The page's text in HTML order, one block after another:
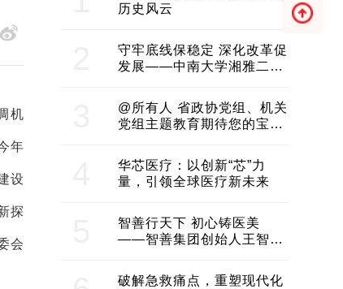
机
年
设
探
会
历史风云
守牢底线保稳定 深化改革促
发展——中南大学湘雅二医
@所有人 省政协党组、机关
党组主题教育期待您的宝贵
华芯医疗：以创新“芯”力
量，引领全球医疗新未来
智善行天下 初心铸医美
——智善集团创始人王智带
建医美产业良性生态圈
破解急救痛点，重塑现代化